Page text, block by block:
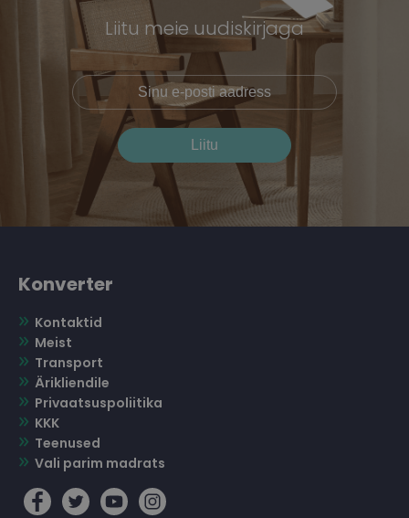
Liitu meie uudiskirjaga
Konverter
Kontaktid
Meist
Transport
Ärikliendile
Privaatsuspoliitika
KKK
Teenused
Vali parim madrats